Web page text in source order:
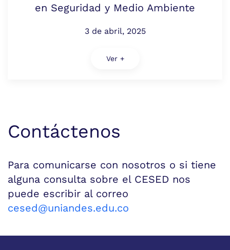
en Seguridad y Medio Ambiente
3 de abril, 2025
Ver +
Contáctenos
Para comunicarse con nosotros o si tiene
alguna consulta sobre el CESED nos
puede escribir al correo
cesed@uniandes.edu.co